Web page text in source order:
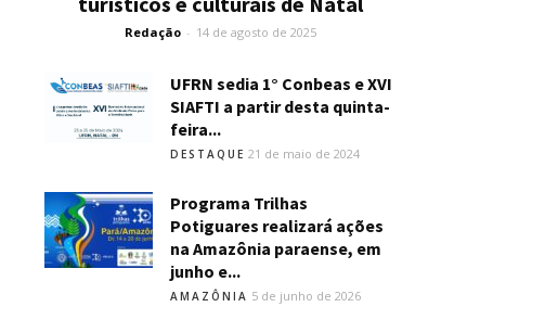
Redação - 14 de agosto de 2025
UFRN sedia 1° Conbeas e XVI
SIAFTI a partir desta quinta-
feira...
DESTAQUE 21 de maio de 2024
Programa Trilhas
Potiguares realizará ações
na Amazônia paraense, em
junho e...
AMAZÔNIA 5 de junho de 2026